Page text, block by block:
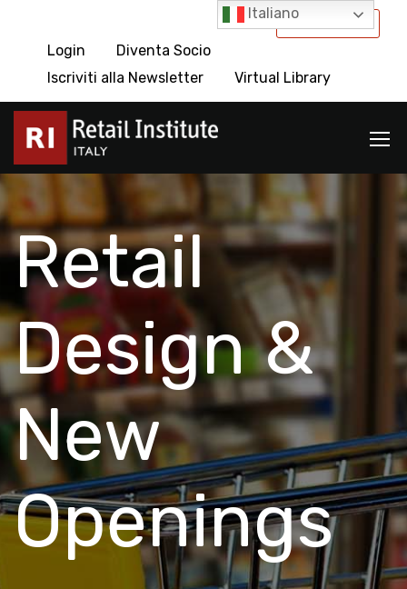
International
Login
Diventa Socio
Iscriviti alla Newsletter
Virtual Library
Retail
Design &
New
Openings
Italiano